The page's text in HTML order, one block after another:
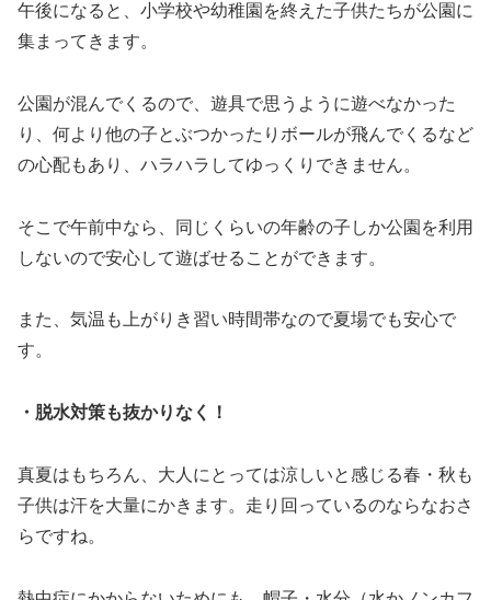
午後になると、小学校や幼稚園を終えた子供たちが公園に
集まってきます。
公園が混んでくるので、遊具で思うように遊べなかった
り、何より他の子とぶつかったりボールが飛んでくるなど
の心配もあり、ハラハラしてゆっくりできません。
そこで午前中なら、同じくらいの年齢の子しか公園を利用
しないので安心して遊ばせることができます。
また、気温も上がりき習い時間帯なので夏場でも安心で
す。
・脱水対策も抜かりなく！
真夏はもちろん、大人にとっては涼しいと感じる春・秋も
子供は汗を大量にかきます。走り回っているのならなおさ
らですね。